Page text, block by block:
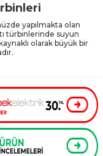
yapılmakta olan
türbinlerinde suyun
olarak büyük bir